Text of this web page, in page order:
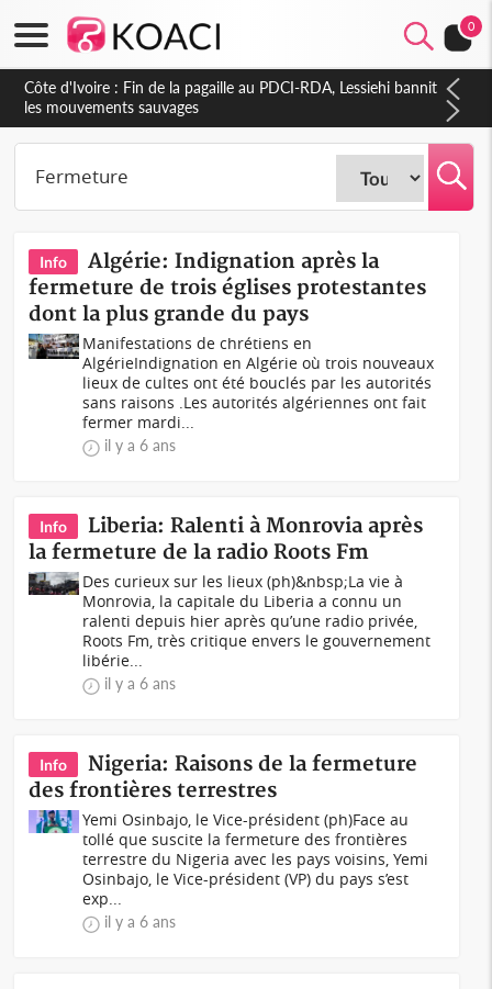
0
Côte d'Ivoire : Fin de la pagaille au PDCI-RDA, Lessiehi bannit
les mouvements sauvages
Info
Algérie: Indignation après la
fermeture de trois églises protestantes
dont la plus grande du pays
Manifestations de chrétiens en
AlgérieIndignation en Algérie où trois nouveaux
lieux de cultes ont été bouclés par les autorités
sans raisons .Les autorités algériennes ont fait
fermer mardi...
il y a 6 ans
Info
Liberia: Ralenti à Monrovia après
la fermeture de la radio Roots Fm
Des curieux sur les lieux (ph)&nbsp;La vie à
Monrovia, la capitale du Liberia a connu un
ralenti depuis hier après qu’une radio privée,
Roots Fm, très critique envers le gouvernement
libérie...
il y a 6 ans
Info
Nigeria: Raisons de la fermeture
des frontières terrestres
Yemi Osinbajo, le Vice-président (ph)Face au
tollé que suscite la fermeture des frontières
terrestre du Nigeria avec les pays voisins, Yemi
Osinbajo, le Vice-président (VP) du pays s’est
exp...
il y a 6 ans